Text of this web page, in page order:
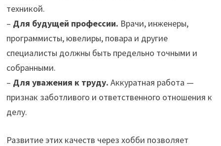
техникой.
– Для будущей профессии. Врачи, инженеры,
программисты, ювелиры, повара и другие
специалисты должны быть предельно точными и
собранными.
– Для уважения к труду. Аккуратная работа —
признак заботливого и ответственного отношения к
делу.
Развитие этих качеств через хобби позволяет